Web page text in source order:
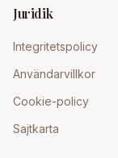
Juridik
Integritetspolicy
Användarvillkor
Cookie-policy
Sajtkarta